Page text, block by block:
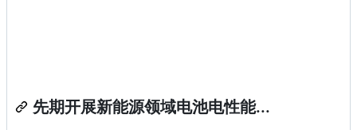
先期开展新能源领域电池电性能...